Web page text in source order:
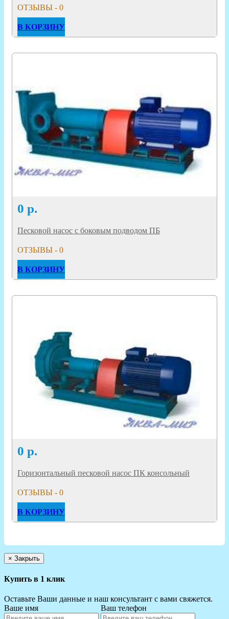
ОТЗЫВЫ - 0
В КОРЗИНУ
0 р.
Песковой насос с боковым подводом ПБ
ОТЗЫВЫ - 0
В КОРЗИНУ
0 р.
Горизонтальный песковой насос ПК консольный
ОТЗЫВЫ - 0
В КОРЗИНУ
× Закрыть
Купить в 1 клик
Оставьте Ваши данные и наш консультант с вами свяжется.
Ваше имя
Ваш телефон